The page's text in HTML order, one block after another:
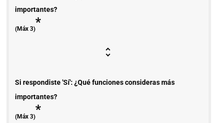
importantes?
(Máx 3)*
Si respondiste 'Sí': ¿Qué funciones consideras más
importantes?
(Máx 3)*